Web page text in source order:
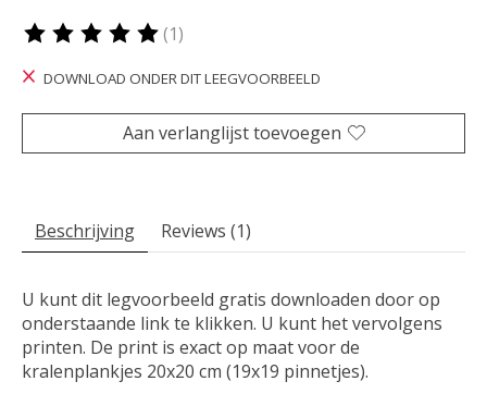
De beoordeling van dit product is
(1)
DOWNLOAD ONDER DIT LEEGVOORBEELD
Aan verlanglijst toevoegen
Beschrijving Reviews (1)
U kunt dit legvoorbeeld gratis downloaden door op
onderstaande link te klikken. U kunt het vervolgens
printen. De print is exact op maat voor de
kralenplankjes 20x20 cm (19x19 pinnetjes).